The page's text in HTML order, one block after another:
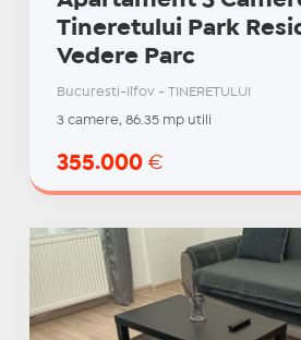
Tineretului Park
Vedere Parc
Bucuresti-Ilfov - TINERETULUI
3 camere, 86.35 mp utili
355.000 €